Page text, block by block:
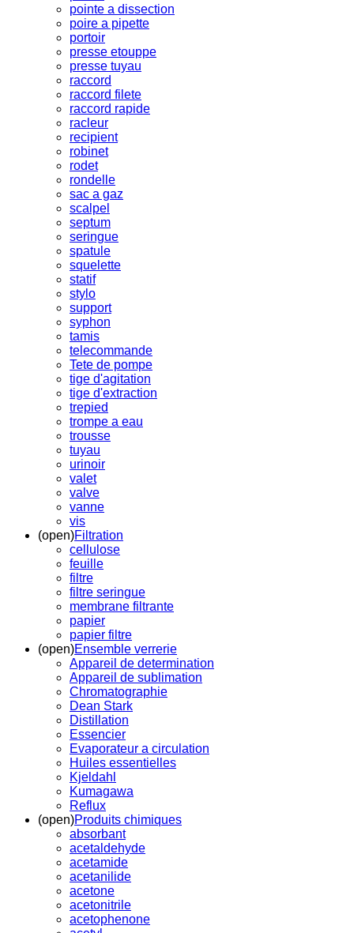
pointe a dissection
poire a pipette
portoir
presse etouppe
presse tuyau
raccord
raccord filete
raccord rapide
racleur
recipient
robinet
rodet
rondelle
sac a gaz
scalpel
septum
seringue
spatule
squelette
statif
stylo
support
syphon
tamis
telecommande
Tete de pompe
tige d'agitation
tige d'extraction
trepied
trompe a eau
trousse
tuyau
urinoir
valet
valve
vanne
vis
(open)Filtration
cellulose
feuille
filtre
filtre seringue
membrane filtrante
papier
papier filtre
(open)Ensemble verrerie
Appareil de determination
Appareil de sublimation
Chromatographie
Dean Stark
Distillation
Essencier
Evaporateur a circulation
Huiles essentielles
Kjeldahl
Kumagawa
Reflux
(open)Produits chimiques
absorbant
acetaldehyde
acetamide
acetanilide
acetone
acetonitrile
acetophenone